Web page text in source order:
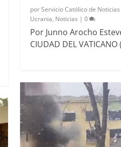
porServicio Católico de Noticias
Ucrania, Noticias | 0
Por Junno Arocho
CIUDAD DEL